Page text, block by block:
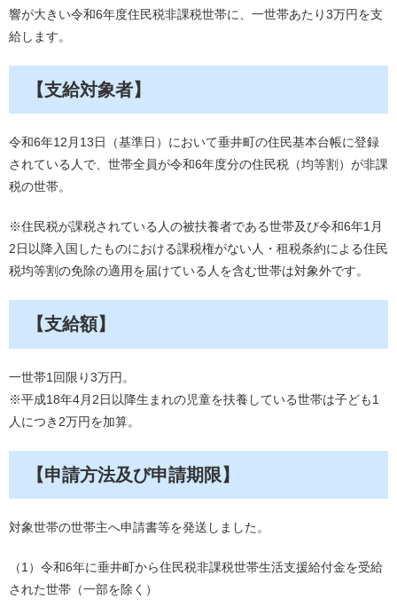
響が大きい令和6年度住民税非課税世帯に、一世帯あたり3万円を支
給します。
【支給対象者】
令和6年12月13日（基準日）において垂井町の住民基本台帳に登録
されている人で、世帯全員が令和6年度分の住民税（均等割）が非課
税の世帯。
※住民税が課税されている人の被扶養者である世帯及び令和6年1月
2日以降入国したものにおける課税権がない人・租税条約による住民
税均等割の免除の適用を届けている人を含む世帯は対象外です。
【支給額】
一世帯1回限り3万円。
※平成18年4月2日以降生まれの児童を扶養している世帯は子ども1
人につき2万円を加算。
【申請方法及び申請期限】
対象世帯の世帯主へ申請書等を発送しました。
（1）令和6年に垂井町から住民税非課税世帯生活支援給付金を受給
された世帯（一部を除く）